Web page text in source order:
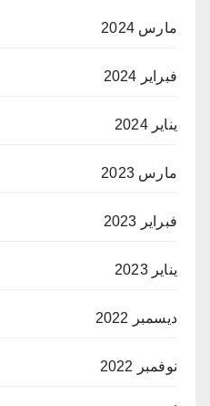
مارس 2024
فبراير 2024
يناير 2024
مارس 2023
فبراير 2023
يناير 2023
ديسمبر 2022
نوفمبر 2022